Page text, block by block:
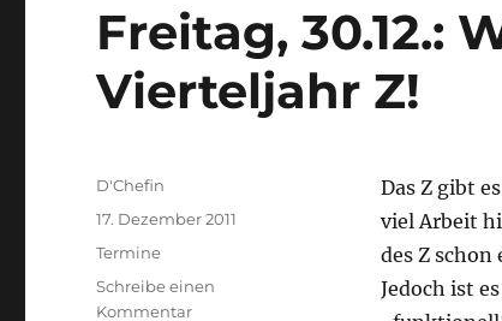
Freitag, 30.12.:
Vierteljahr Z!
Das Z gibt
viel Arbeit
des Z
Jedoch ist
Autor
D'Chefin
Veröffentlicht
17. Dezember 2011
Kategorien
Termine
Schreibe einen
Kommentarzu